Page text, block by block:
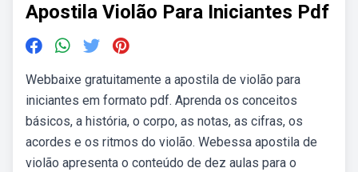
Apostila Violão Para Iniciantes Pdf
Webbaixe gratuitamente a apostila de violão para
iniciantes em formato pdf. Aprenda os conceitos
básicos, a história, o corpo, as notas, as cifras, os
acordes e os ritmos do violão. Webessa apostila de
violão apresenta o conteúdo de dez aulas para o